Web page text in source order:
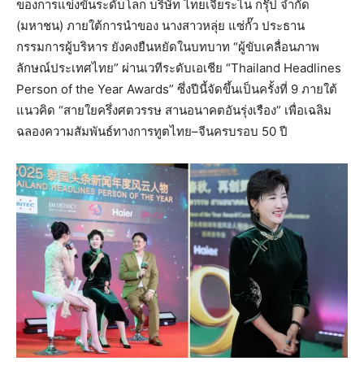
ของการแข่งขันระดับโลก บริษัท ไทยเจียระไน กรุ๊ป จำกัด
(มหาชน) ภายใต้การนำของ นางสาวหลุ่ย แซ่กั๊ว ประธาน
กรรมการผู้บริหาร ยังคงยืนหยัดในบทบาท “ผู้ขับเคลื่อนภาพ
ลักษณ์ประเทศไทย” ผ่านเวทีระดับเอเชีย “Thailand Headlines
Person of the Year Awards” ซึ่งปีนี้จัดขึ้นเป็นครั้งที่ 9 ภายใต้
แนวคิด “สายใยครึ่งศตวรรษ สานอนาคตอันรุ่งเรือง” เพื่อเฉลิม
ฉลองความสัมพันธ์ทางการทูตไทย–จีนครบรอบ 50 ปี